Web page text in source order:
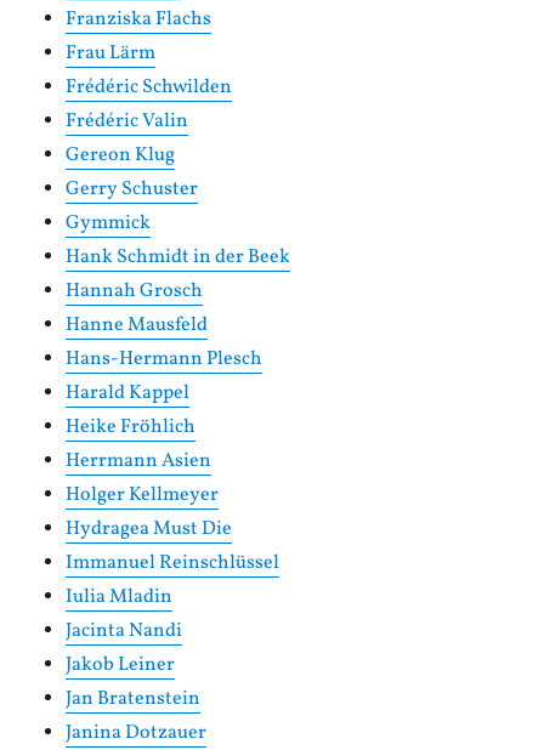
Franziska Flachs
Frau Lärm
Frédéric Schwilden
Frédéric Valin
Gereon Klug
Gerry Schuster
Gymmick
Hank Schmidt in der Beek
Hannah Grosch
Hanne Mausfeld
Hans-Hermann Plesch
Harald Kappel
Heike Fröhlich
Herrmann Asien
Holger Kellmeyer
Hydragea Must Die
Immanuel Reinschlüssel
Iulia Mladin
Jacinta Nandi
Jakob Leiner
Jan Bratenstein
Janina Dotzauer